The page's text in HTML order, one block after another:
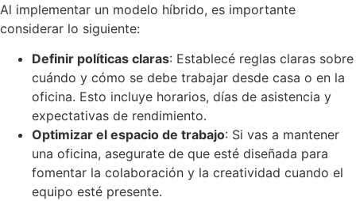
Al implementar un modelo híbrido, es importante
considerar lo siguiente:
Definir políticas claras: Establecé reglas claras sobre
cuándo y cómo se debe trabajar desde casa o en la
oficina. Esto incluye horarios, días de asistencia y
expectativas de rendimiento.
Optimizar el espacio de trabajo: Si vas a mantener
una oficina, asegurate de que esté diseñada para
fomentar la colaboración y la creatividad cuando el
equipo esté presente.